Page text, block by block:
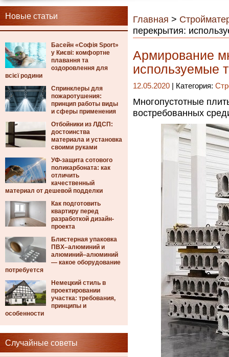
Новые статьи
Басейн «Софія Sport»
у Києві: комфортне
плавання та
оздоровлення для
всієї родини
Спринклеры для
пожаротушения:
принцип работы виды
и сферы применения
Отбойники из ЛДСП:
достоинства
материала и установка
своими руками
УФ-защита сотового
поликарбоната: как
отличить
качественный
материал от дешевой подделки
Как подготовить
квартиру перед
разработкой дизайн-
проекта
Блистерная упаковка
ПВХ–алюминий и
алюминий–алюминий
— какое оборудование
потребуется
Немецкий стиль в
проектировании
участка: требования,
принципы и
особенности
Случайные советы
Главная >
перекрытия:
Армирование
используемые
12.05.2020 | Категория:
Многопустотные
востребованных